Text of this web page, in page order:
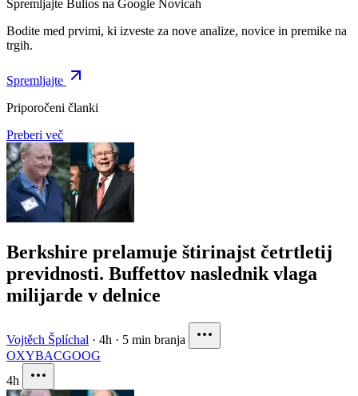
Spremljajte Bulios na Google Novicah
Bodite med prvimi, ki izveste za nove analize, novice in premike na
trgih.
Spremljajte
Priporočeni članki
Preberi več
Berkshire prelamuje štirinajst četrtletij
previdnosti. Buffettov naslednik vlaga
milijarde v delnice
Vojtěch Šplíchal · 4h · 5 min branja
OXYBACGOOG
4h